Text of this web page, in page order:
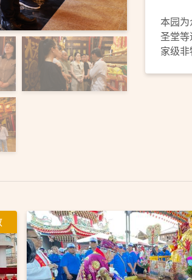
本园
圣堂
家级